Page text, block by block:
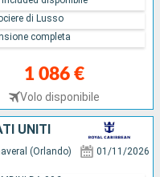
1 086 €
Volo disponibile
di Lusso
completa
UNITI
(Orlando) 01/11/2026